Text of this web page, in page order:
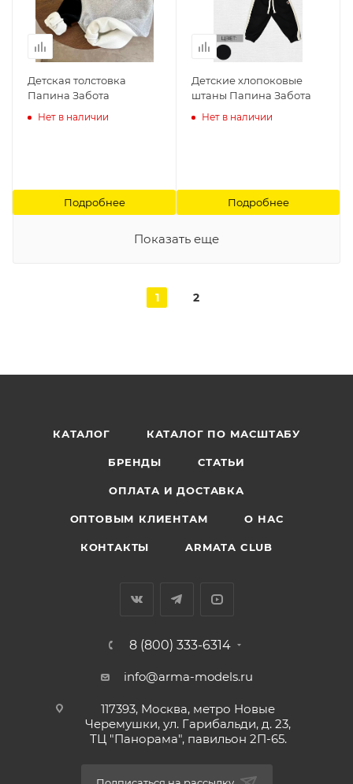
Детская толстовка
Папина Забота
Нет в наличии
Подробнее
Детские хлопоковые
штаны Папина Забота
Нет в наличии
Подробнее
Показать еще
1 2
КАТАЛОГ КАТАЛОГ ПО МАСШТАБУ
БРЕНДЫ СТАТЬИ
ОПЛАТА И ДОСТАВКА
ОПТОВЫМ КЛИЕНТАМ О НАС
КОНТАКТЫ ARMATA CLUB
8 (800) 333-6314
info@arma-models.ru
117393, Москва, метро Новые
Черемушки, ул. Гарибальди, д. 23,
ТЦ "Панорама", павильон 2П-65.